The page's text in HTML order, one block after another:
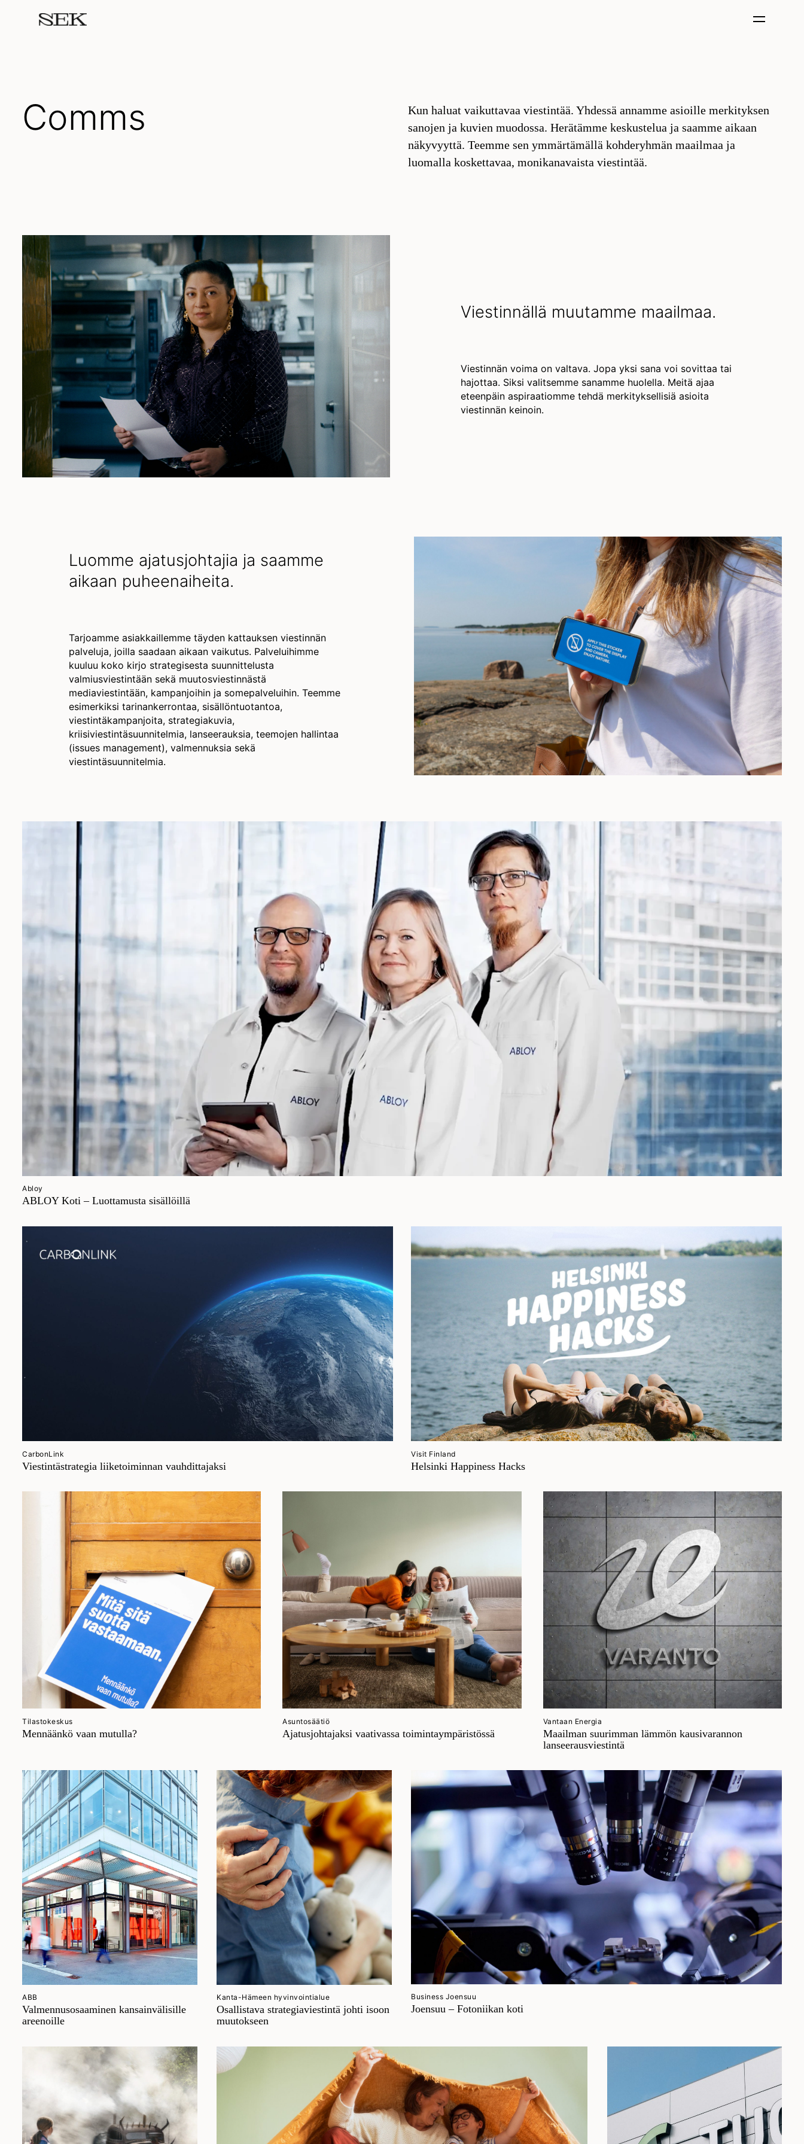
Comms
Kun haluat vaikuttavaa viestintää. Yhdessä annamme asioille merkityksen
sanojen ja kuvien muodossa. Herätämme keskustelua ja saamme aikaan
näkyvyyttä. Teemme sen ymmärtämällä kohderyhmän maailmaa ja
luomalla koskettavaa, monikanavaista viestintää.
Viestinnällä muutamme maailmaa.
Viestinnän voima on valtava. Jopa yksi sana voi sovittaa tai
hajottaa. Siksi valitsemme sanamme huolella. Meitä ajaa
eteenpäin aspiraatiomme tehdä merkityksellisiä asioita
viestinnän keinoin.
Luomme ajatusjohtajia ja saamme
aikaan puheenaiheita.
Tarjoamme asiakkaillemme täyden kattauksen viestinnän
palveluja, joilla saadaan aikaan vaikutus. Palveluihimme
kuuluu koko kirjo strategisesta suunnittelusta
valmiusviestintään sekä muutosviestinnästä
mediaviestintään, kampanjoihin ja somepalveluihin. Teemme
esimerkiksi tarinankerrontaa, sisällöntuotantoa,
viestintäkampanjoita, strategiakuvia,
kriisiviestintäsuunnitelmia, lanseerauksia, teemojen hallintaa
(issues management), valmennuksia sekä
viestintäsuunnitelmia.
Abloy
ABLOY Koti – Luottamusta sisällöillä
CarbonLink
Viestintästrategia liiketoiminnan vauhdittajaksi
Visit Finland
Helsinki Happiness Hacks
Tilastokeskus
Mennäänkö vaan mutulla?
Asuntosäätiö
Ajatusjohtajaksi vaativassa toimintaympäristössä
Vantaan Energia
Maailman suurimman lämmön kausivarannon
lanseerausviestintä
ABB
Valmennusosaaminen kansainvälisille
areenoille
Kanta-Hämeen hyvinvointialue
Osallistava strategiaviestintä johti isoon
muutokseen
Business Joensuu
Joensuu – Fotoniikan koti